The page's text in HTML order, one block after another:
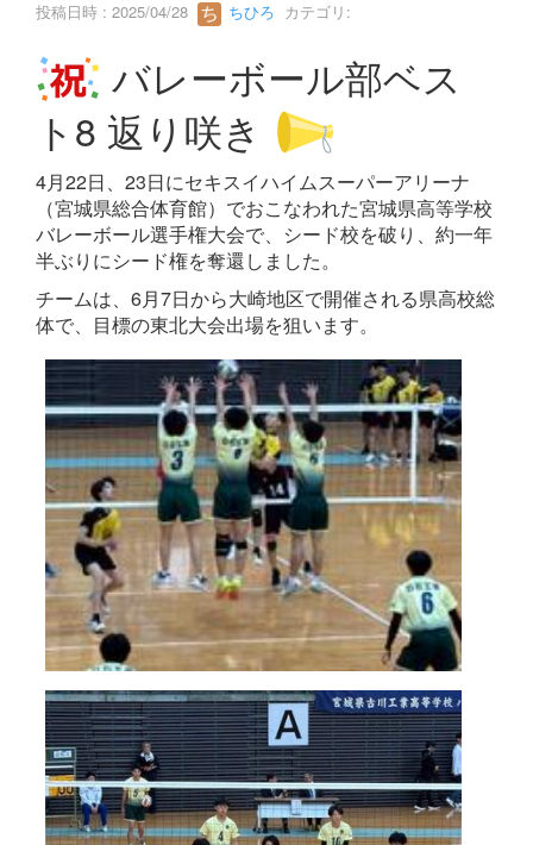
投稿日時 : 2025/04/28 ちひろ カテゴリ:
バレーボール部ベス
ト8 返り咲き
4月22日、23日にセキスイハイムスーパーアリーナ
（宮城県総合体育館）でおこなわれた宮城県高等学校
バレーボール選手権大会で、シード校を破り、約一年
半ぶりにシード権を奪還しました。
チームは、6月7日から大崎地区で開催される県高校総
体で、目標の東北大会出場を狙います。